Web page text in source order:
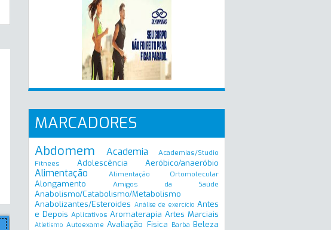
MARCADORES
Abdomem Academia
Academias/Studio
Fitnees
Adolescência Aeróbico/anaeróbio
Alimentação Alimentação Ortomolecular
Alongamento Amigos da Saúde
Anabolismo/Catabolismo/Metabolismo
Anabolizantes/Esteroides Análise de exercício Antes
e Depois Aplicativos Aromaterapia Artes Marciais
Atletismo Autoexame Avaliação Fisica Barba Beleza